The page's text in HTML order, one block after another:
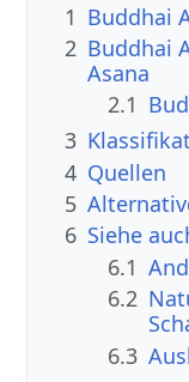
1 Buddhai
2 Buddhai
Asana
2.1
3
4 Quellen
5
6 Siehe
6.1
6.2
6.3